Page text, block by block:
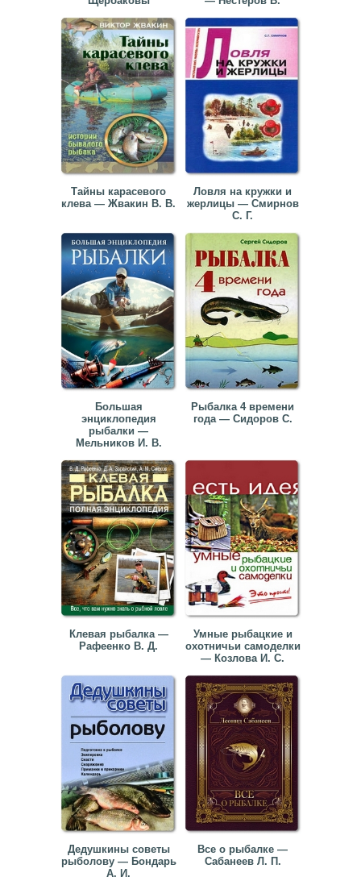
Тайны карасевого
клева — Жвакин В. В.
Ловля на кружки и
жерлицы — Смирнов
С. Г.
Большая
энциклопедия
рыбалки —
Мельников И. В.
Рыбалка 4 времени
года — Сидоров С.
Клевая рыбалка —
Рафеенко В. Д.
Умные рыбацкие и
охотничьи самоделки
— Козлова И. С.
Дедушкины советы
рыболову — Бондарь
А. И.
Все о рыбалке —
Сабанеев Л. П.